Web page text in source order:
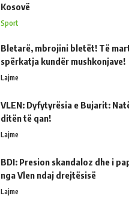
Kosovë
Sport
Bletarë, mbrojini bletët! Të
spërkatja kundër mushkonjave!
Lajme
VLEN: Dyfytyrësia e Bujarit:
ditën të qan!
Lajme
BDI: Presion skandaloz dhe i
nga Vlen ndaj drejtësisë
Lajme